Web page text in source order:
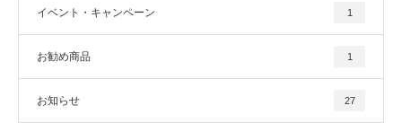
イベント・キャンペーン 1
お勧め商品 1
お知らせ 27